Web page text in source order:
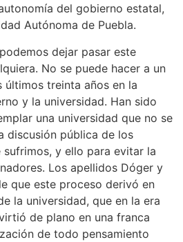
del gobierno estatal,
Autónoma de Puebla.
dejar pasar este
No se puede hacer a un
treinta años en la
y la universidad. Han sido
una universidad que no se
discusión pública de los
y ello para evitar la
Los apellidos Dóger y
que este proceso derivó en
la universidad, que en la era
de plano en una franca
de todo pensamiento